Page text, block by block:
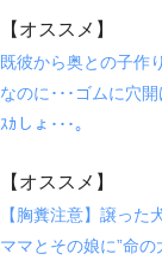
10年ほど前、息子
年の暮れに突然息
彼女(37)の情欲が
【衝撃】職場に入
に → 新人「ドン
の甲を踏みつけら
【オススメ】
既彼から奥との子作
なのに･･･ゴムに穴
ｽｶしょ･･･。
【オススメ】
【胸糞注意】譲っ
ママとその娘に”命